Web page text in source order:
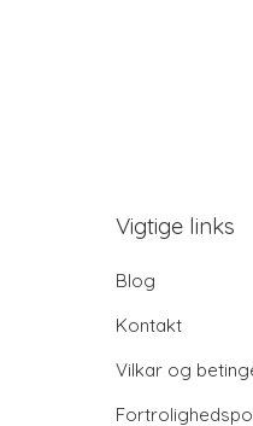
Vigtige links
Blog
Kontakt
Vilkar og